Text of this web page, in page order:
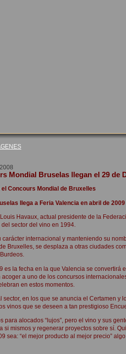
Mondial Bruselas llegan el 29 de
Concours Mondial de Bruxelles
llega a Feria Valencia en abril de 2009
Havaux, actual presidente de la
sector del vino en 1994.
carácter internacional y manteniendo su
Bruxelles, se desplaza a otras ciudades
es la fecha en la que Valencia se convertirá
a uno de los concursos
en estos momentos.
sector, en los que se anuncia el Certamen y
vinos que se deseen a tan prestigioso
para alocados “lujos”, pero el vino y sus
si mismos y regenerar proyectos sobre sí.
sea: “el mejor producto al mejor precio”